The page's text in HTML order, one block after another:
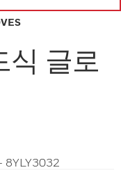
식 글로
8YLY3032